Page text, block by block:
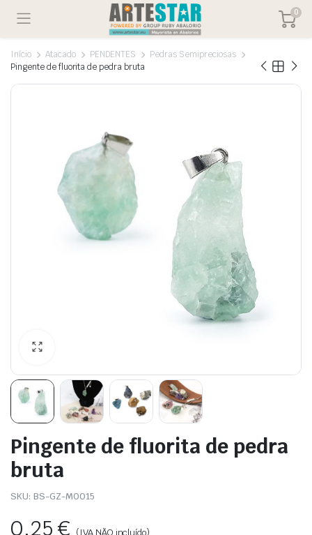
0
Início Atacado PENDENTES
Pedras Semipreciosas
Pingente de fluorita de pedra bruta
Pingente de fluorita de pedra
bruta
SKU: BS-GZ-M0015
0,25€